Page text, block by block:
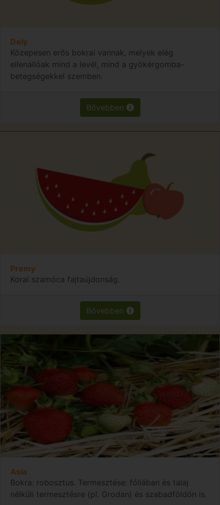
Dely
Közepesen erős bokrai vannak, melyek elég
ellenállóak mind a levél, mind a gyökérgomba-
betegségekkel szemben.
Bővebben
Premy
Korai szamóca fajtaújdonság.
Bővebben
Asia
Bokra: robosztus. Termesztése: fóliában és talaj
nélküli termesztésre (pl. Grodan) és szabadföldön is.